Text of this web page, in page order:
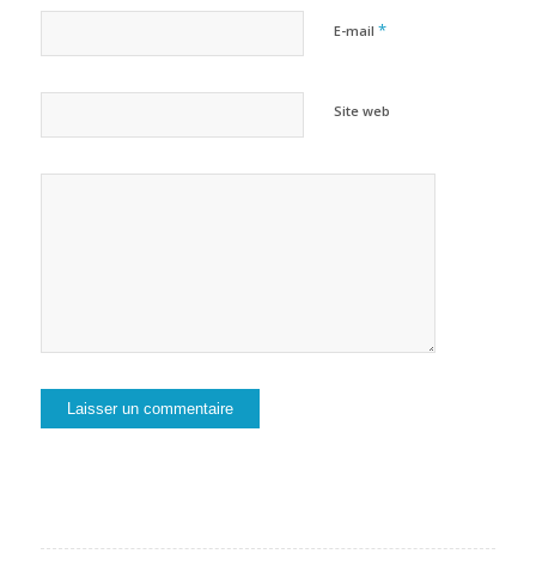
E-mail *
Site web